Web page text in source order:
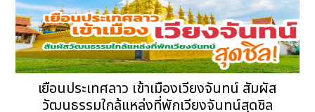
เยือนประเทศลาว เข้าเมืองเวียงจันทน์ สัมผัส
วัฒนธรรมใกล้แหล่งที่พักเวียงจันทน์สุดชิล